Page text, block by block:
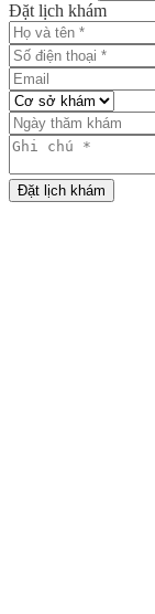
Đặt lịch khám
Đặt lịch khám